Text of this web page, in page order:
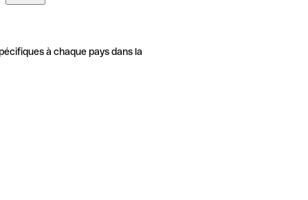
à chaque pays dans la